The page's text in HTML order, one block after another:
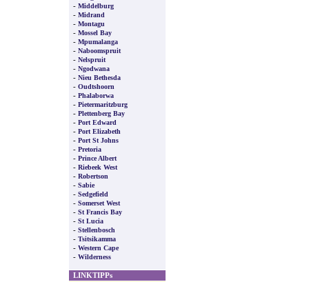
- Middelburg
- Midrand
- Montagu
- Mossel Bay
- Mpumalanga
- Naboomspruit
- Nelspruit
- Ngodwana
- Nieu Bethesda
- Oudtshoorn
- Phalaborwa
- Pietermaritzburg
- Plettenberg Bay
- Port Edward
- Port Elizabeth
- Port St Johns
- Pretoria
- Prince Albert
- Riebeek West
- Robertson
- Sabie
- Sedgefield
- Somerset West
- St Francis Bay
- St Lucia
- Stellenbosch
- Tsitsikamma
- Western Cape
- Wilderness
LINKTIPPs